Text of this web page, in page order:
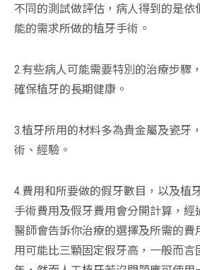
不同的測試做評估，病人得到的是依
能的需求所做的植牙手術。
2.有些病人可能需要特別的治療步驟
確保植牙的長期健康。
3.植牙所用的材料多為貴金屬及瓷牙
術、經驗。
4.費用和所要做的假牙數目，以及植
手術費用及假牙費用會分開計算，經
醫師會告訴你治療的選擇及所需的費
用可能比三顆固定假牙高，一般而言